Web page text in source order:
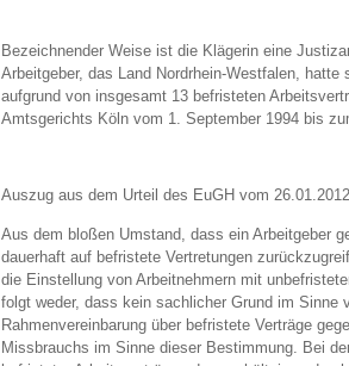
Bezeichnender Weise ist die Klägerin eine
Arbeitgeber, das Land Nordrhein-Westfalen, hatte
aufgrund von insgesamt 13 befristeten
Amtsgerichts Köln vom 1. September 1994 bis
Auszug aus dem Urteil des EuGH vom
Aus dem bloßen Umstand, dass ein Arbeitgeber
dauerhaft auf befristete Vertretungen
die Einstellung von Arbeitnehmern mit
folgt weder, dass kein sachlicher Grund im Sinne
Rahmenvereinbarung über befristete Verträge
Missbrauchs im Sinne dieser Bestimmung. Bei